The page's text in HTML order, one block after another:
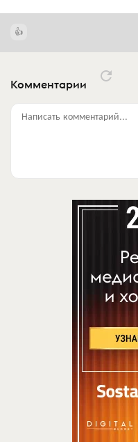
Комментарии
Написать комментарий...